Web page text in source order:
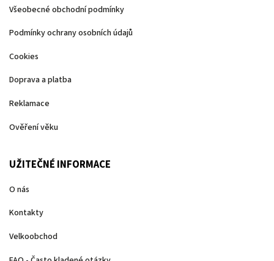
Všeobecné obchodní podmínky
Podmínky ochrany osobních údajů
Cookies
Doprava a platba
Reklamace
Ověření věku
UŽITEČNÉ INFORMACE
O nás
Kontakty
Velkoobchod